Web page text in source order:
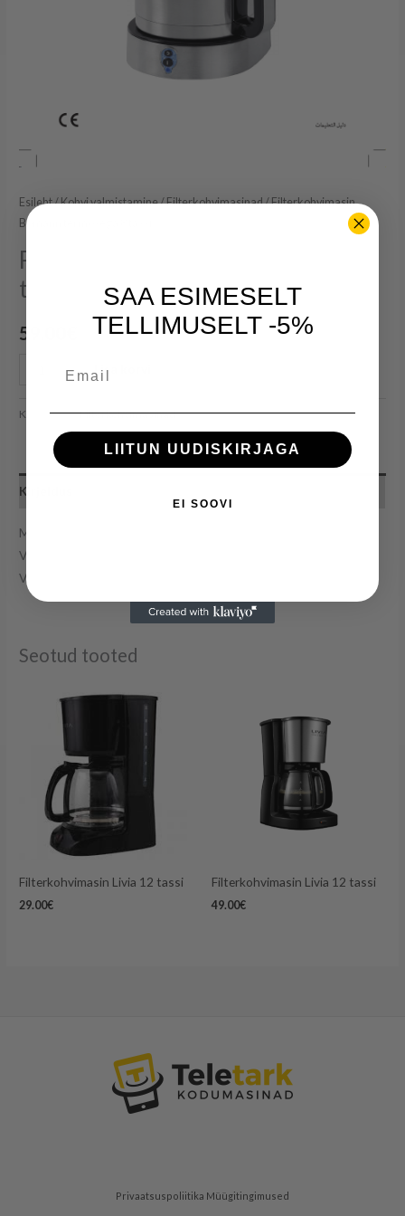
Esileht/Kohvi valmistamine/Filterkohvimasinad/ Filterkohvimasin
Bomann termosega 8 tassi
Filterkohvimasin Bomann
termosega 8 tassi
59.00
Lisa korvi
Kategooria:Filterkohvimasinad
Kirjeldus
Maht: 1,2L
Võimsus: 800W
Värv: must/inox
Seotud tooted
Filterkohvimasin Livia 12 tassi
29.00€
Filterkohvimasin Livia 12 tassi
49.00€
Privaatsuspoliitika Müügitingimused
SAA ESIMESELT
TELLIMUSELT -5%
LIITUN UUDISKIRJAGA
EI SOOVI